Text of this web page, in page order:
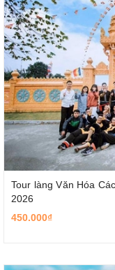
Tour làng Văn Hóa
2026
450.000₫